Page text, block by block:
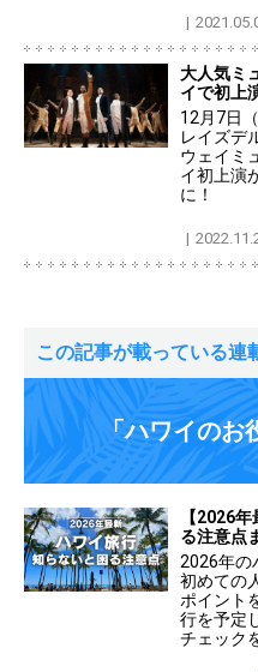
大人気ミ
イで初上
12月7日
レイズデ
ウェイミ
イ初上演
に！
この記事が載っている連
「ハワイのお
【2026
る注意点
2026年の
初めての
ポイント
行を予定
チェック